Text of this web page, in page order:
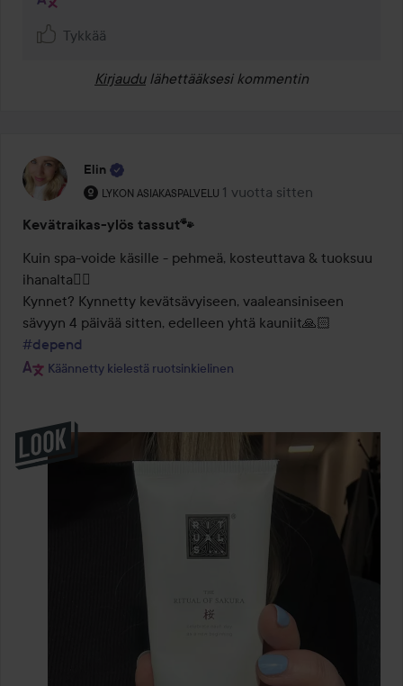
Tykkää
Kirjaudu lähettääksesi kommentin
Elin
LYKON ASIAKASPALVELU
Käyttäjän rooli: Lykon asiakaspalvelu .
1 vuotta sitten
Viesti luotiin 1 vuotta sitten
Kevätraikas-ylös tassut🐾
Kuin spa-voide käsille - pehmeä, kosteuttava & tuoksuu
ihanalta🧖‍♀️
Kynnet? Kynnetty kevätsävyiseen, vaaleansiniseen
#depend
Käännetty kielestä ruotsinkielinen